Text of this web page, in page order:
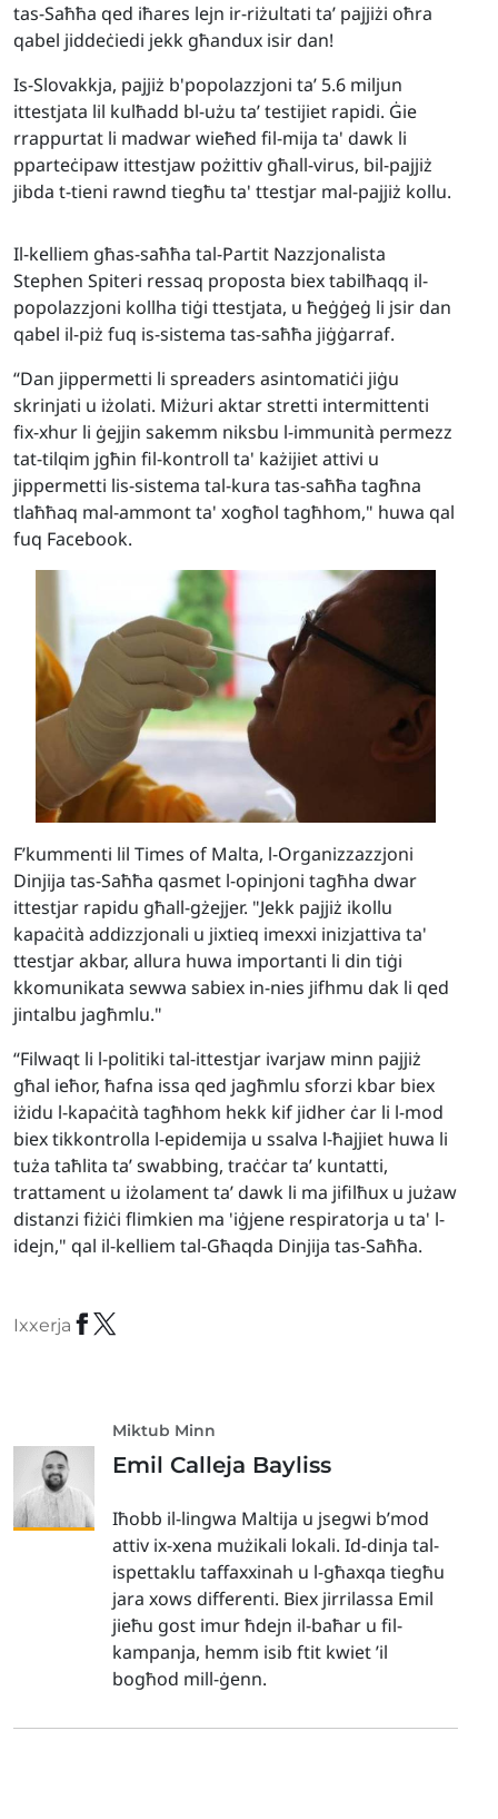
tas-Saħħa qed iħares lejn ir-riżultati ta’ pajjiżi oħra
qabel jiddeċiedi jekk għandux isir dan!
Is-Slovakkja, pajjiż b'popolazzjoni ta’ 5.6 miljun
ittestjata lil kulħadd bl-użu ta’ testijiet rapidi. Ġie
rrappurtat li madwar wieħed fil-mija ta' dawk li
pparteċipaw ittestjaw pożittiv għall-virus, bil-pajjiż
jibda t-tieni rawnd tiegħu ta' ttestjar mal-pajjiż kollu.
Il-kelliem għas-saħħa tal-Partit Nazzjonalista
Stephen Spiteri ressaq proposta biex tabilħaqq il-
popolazzjoni kollha tiġi ttestjata, u ħeġġeġ li jsir dan
qabel il-piż fuq is-sistema tas-saħħa jiġġarraf.
“Dan jippermetti li spreaders asintomatiċi jiġu
skrinjati u iżolati. Miżuri aktar stretti intermittenti
fix-xhur li ġejjin sakemm niksbu l-immunità permezz
tat-tilqim jgħin fil-kontroll ta' każijiet attivi u
jippermetti lis-sistema tal-kura tas-saħħa tagħna
tlaħħaq mal-ammont ta' xogħol tagħhom," huwa qal
fuq Facebook.
F’kummenti lil Times of Malta, l-Organizzazzjoni
Dinjija tas-Saħħa qasmet l-opinjoni tagħha dwar
ittestjar rapidu għall-gżejjer. "Jekk pajjiż ikollu
kapaċità addizzjonali u jixtieq imexxi inizjattiva ta'
ttestjar akbar, allura huwa importanti li din tiġi
kkomunikata sewwa sabiex in-nies jifhmu dak li qed
jintalbu jagħmlu."
“Filwaqt li l-politiki tal-ittestjar ivarjaw minn pajjiż
għal ieħor, ħafna issa qed jagħmlu sforzi kbar biex
iżidu l-kapaċità tagħhom hekk kif jidher ċar li l-mod
biex tikkontrolla l-epidemija u ssalva l-ħajjiet huwa li
tuża taħlita ta’ swabbing, traċċar ta’ kuntatti,
trattament u iżolament ta’ dawk li ma jifilħux u jużaw
distanzi fiżiċi flimkien ma 'iġjene respiratorja u ta' l-
idejn," qal il-kelliem tal-Għaqda Dinjija tas-Saħħa.
Ixxerja
Miktub Minn
Emil Calleja Bayliss
Iħobb il-lingwa Maltija u jsegwi b’mod
attiv ix-xena mużikali lokali. Id-dinja tal-
ispettaklu taffaxxinah u l-għaxqa tiegħu
jara xows differenti. Biex jirrilassa Emil
jieħu gost imur ħdejn il-baħar u fil-
kampanja, hemm isib ftit kwiet ’il
bogħod mill-ġenn.